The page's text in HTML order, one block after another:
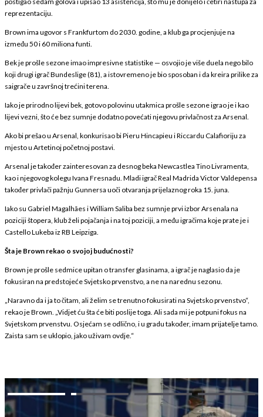
reprezentaciju.
Brown ima ugovor s Frankfurtom do 2030. godine, a klub ga procjenjuje na
između 50 i 60 miliona funti.
Bek je prošle sezone imao impresivne statistike — osvojio je više duela nego bilo
koji drugi igrač Bundeslige (81), a istovremeno je bio sposoban i da kreira prilike za
saigrače u završnoj trećini terena.
Iako je prirodno lijevi bek, gotovo polovinu utakmica prošle sezone igrao je i kao
lijevi vezni, što će bez sumnje dodatno povećati njegovu privlačnost za Arsenal.
Ako bi prešao u Arsenal, konkurisao bi Pieru Hincapieu i Riccardu Calafioriju za
mjesto u Artetinoj početnoj postavi.
Arsenal je također zainteresovan za desnog beka Newcastlea Tino Livramenta,
kao i njegovog kolegu Ivana Fresnadu. Mladi igrač Real Madrida Victor Valdepensa
također privlači pažnju Gunnersa uoči otvaranja prijelaznog roka 15. juna.
Iako su Gabriel Magalhães i William Saliba bez sumnje prvi izbor Arsenala na
poziciji štopera, klub želi pojačanja i na toj poziciji, a među igračima koje prate je i
Castello Lukeba iz RB Leipziga.
Šta je Brown rekao o svojoj budućnosti?
Brown je prošle sedmice upitan o transfer glasinama, a igrač je naglasio da je
fokusiran na predstojeće Svjetsko prvenstvo, a ne na narednu sezonu.
„Naravno da i ja to čitam, ali želim se trenutno fokusirati na Svjetsko prvenstvo“,
rekao je Brown. „Vidjet ću šta će biti poslije toga. Ali sada mi je potpuni fokus na
Svjetskom prvenstvu. Osjećam se odlično, i u gradu također, imam prijatelje tamo.
Zaista sam se uklopio, jako uživam ovdje.“